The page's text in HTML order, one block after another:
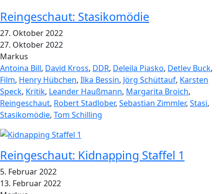
Reingeschaut: Stasikomödie
27. Oktober 2022
27. Oktober 2022
Markus
Antoina Bill, David Kross, DDR, Deleila Piasko, Detlev Buck,
Film, Henry Hübchen, Ilka Bessin, Jörg Schüttauf, Karsten
Speck, Kritik, Leander Haußmann, Margarita Broich,
Reingeschaut, Robert Stadlober, Sebastian Zimmler, Stasi,
Stasikomödie, Tom Schilling
Reingeschaut: Kidnapping Staffel 1
5. Februar 2022
13. Februar 2022